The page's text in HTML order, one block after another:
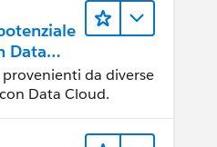
Data
da diverse
Data Cloud.